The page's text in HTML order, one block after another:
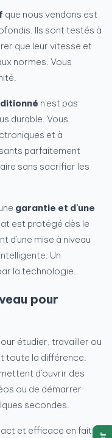
que nous vendons est
Ils sont testés à
que leur vitesse et
normes. Vous
n'est pas
durable. Vous
et à
parfaitement
sans sacrifier les
garantie et d'une
est protégé dès le
d'une mise à niveau
Un
la technologie.
pour
étudier, travailler ou
toute la différence.
d'ouvrir des
ou de démarrer
secondes.
et efficace en fait la